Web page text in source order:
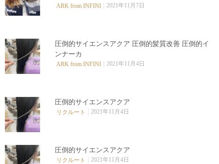
0 ARK from INFINI 2021年11月7日
0
圧倒的サイエンスアクア 圧倒的髪質改善 圧倒的イ
ンナーカ
ARK from INFINI 2021年11月4日
0
圧倒的サイエンスアクア
リクルート 2021年11月4日
圧倒的サイエンスアクア
リクルート 2021年11月4日